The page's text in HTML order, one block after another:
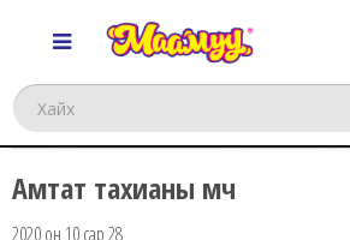
Хайх
Амтат тахианы мөч
2020 он 10 сар 28